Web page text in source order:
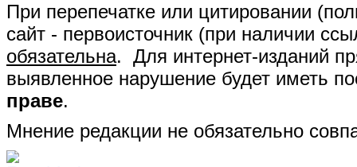
При перепечатке или цитировании
сайт - первоисточник (при наличии
обязательна. Для интернет-изданий
выявленное нарушение будет иметь
праве.
Мнение редакции не обязательно